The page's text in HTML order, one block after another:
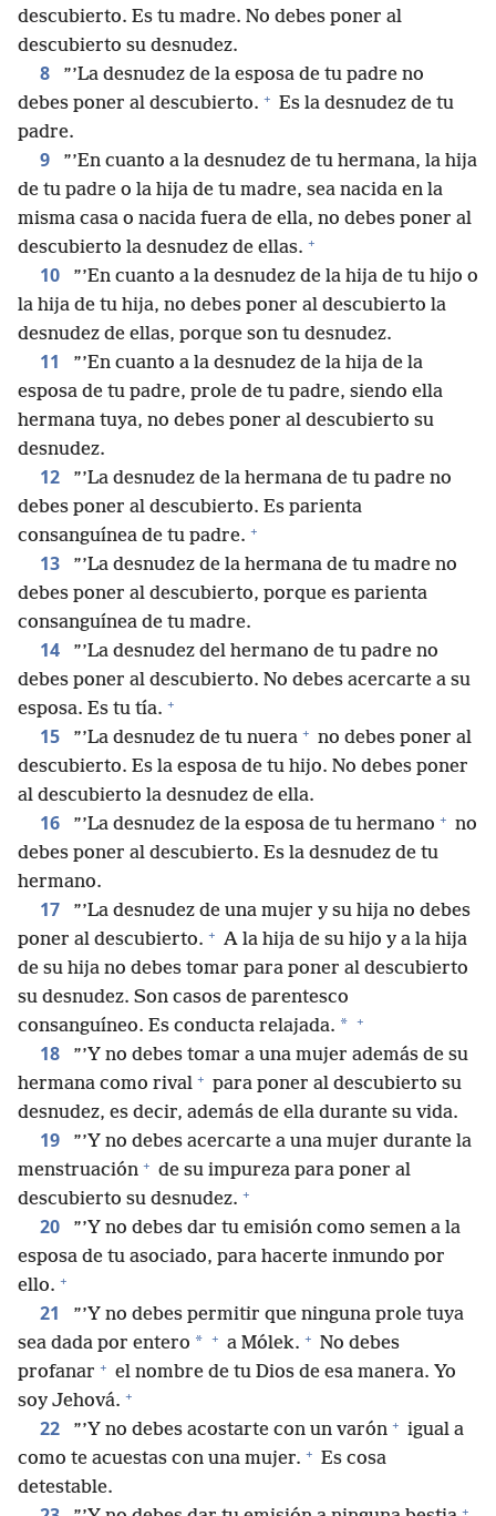
descubierto. Es tu madre. No debes poner al
descubierto su desnudez.
8
”’La desnudez de la esposa de tu padre no
debes poner al descubierto. + Es la desnudez de tu
padre.
9
”’En cuanto a la desnudez de tu hermana, la hija
de tu padre o la hija de tu madre, sea nacida en la
misma casa o nacida fuera de ella, no debes poner al
descubierto la desnudez de ellas. +
10
”’En cuanto a la desnudez de la hija de tu hijo o
la hija de tu hija, no debes poner al descubierto la
desnudez de ellas, porque son tu desnudez.
11
”’En cuanto a la desnudez de la hija de la
esposa de tu padre, prole de tu padre, siendo ella
hermana tuya, no debes poner al descubierto su
desnudez.
12
”’La desnudez de la hermana de tu padre no
debes poner al descubierto. Es parienta
consanguínea de tu padre. +
13
”’La desnudez de la hermana de tu madre no
debes poner al descubierto, porque es parienta
consanguínea de tu madre.
14
”’La desnudez del hermano de tu padre no
debes poner al descubierto. No debes acercarte a su
esposa. Es tu tía. +
15 ”’La desnudez de tu nuera + no debes poner al
descubierto. Es la esposa de tu hijo. No debes poner
al descubierto la desnudez de ella.
16 ”’La desnudez de la esposa de tu hermano + no
debes poner al descubierto. Es la desnudez de tu
hermano.
17
”’La desnudez de una mujer y su hija no debes
poner al descubierto. + A la hija de su hijo y a la hija
de su hija no debes tomar para poner al descubierto
su desnudez. Son casos de parentesco
consanguíneo. Es conducta relajada. * +
18
”’Y no debes tomar a una mujer además de su
hermana como rival + para poner al descubierto su
desnudez, es decir, además de ella durante su vida.
19
”’Y no debes acercarte a una mujer durante la
menstruación + de su impureza para poner al
descubierto su desnudez. +
20
”’Y no debes dar tu emisión como semen a la
esposa de tu asociado, para hacerte inmundo por
ello. +
21
”’Y no debes permitir que ninguna prole tuya
sea dada por entero * + a Mólek. + No debes
profanar + el nombre de tu Dios de esa manera. Yo
soy Jehová. +
22 ”’Y no debes acostarte con un varón + igual a
como te acuestas con una mujer. + Es cosa
detestable.
+